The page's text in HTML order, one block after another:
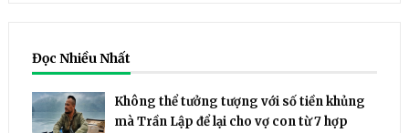
Đọc Nhiều Nhất
Không thể tưởng tượng với số tiền khủng
mà Trần Lập để lại cho vợ con từ 7 hợp